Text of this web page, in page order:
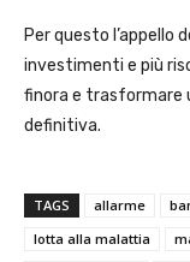
Per questo l’appello
investimenti e più
finora e trasformare
definitiva.
TAGS allarme
lotta alla malattia